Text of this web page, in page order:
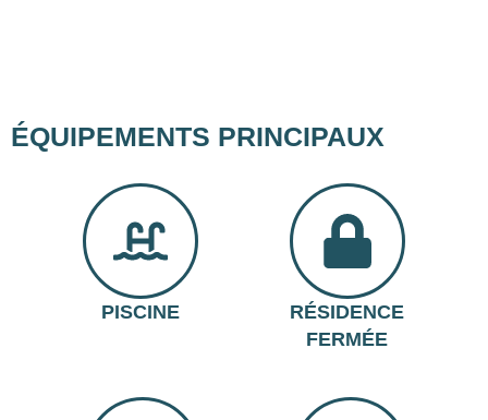
ÉQUIPEMENTS PRINCIPAUX
PISCINE
RÉSIDENCE
FERMÉE